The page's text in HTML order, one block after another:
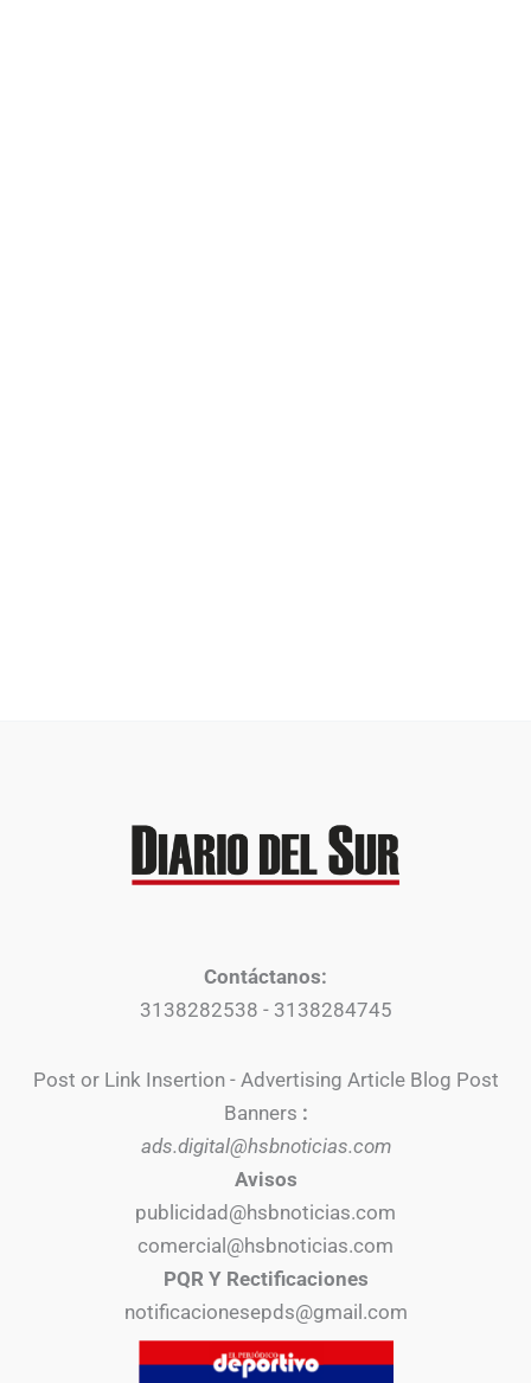
Contáctanos:
3138282538 - 3138284745
Post or Link Insertion - Advertising Article Blog Post
Banners :
ads.digital@hsbnoticias.com
Avisos
publicidad@hsbnoticias.com
comercial@hsbnoticias.com
PQR Y Rectificaciones
notificacionesepds@gmail.com